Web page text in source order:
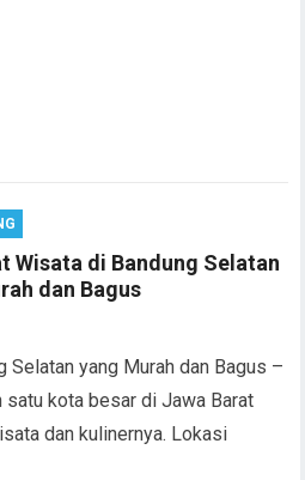
Wisata di Bandung Selatan
dan Bagus
Selatan yang Murah dan Bagus –
satu kota besar di Jawa Barat
dan kulinernya. Lokasi